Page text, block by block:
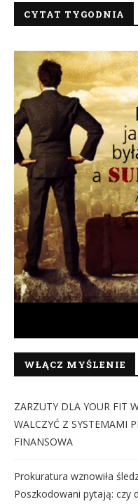
CYTAT TYGODNIA
WŁĄCZ MYŚLENIE
ZARZUTY DLA YOUR FIT
WALCZYĆ Z SYSTEMAMI
FINANSOWA
Prokuratura wznowiła
Poszkodowani pytają: czy